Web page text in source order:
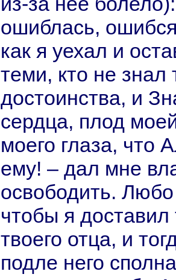
ошиблась,
как я уехал и
теми, кто не
достоинства, и
сердца, плод
моего глаза, что
ему! – дал мне
освободить.
чтобы я доставил
твоего отца, и
подле него